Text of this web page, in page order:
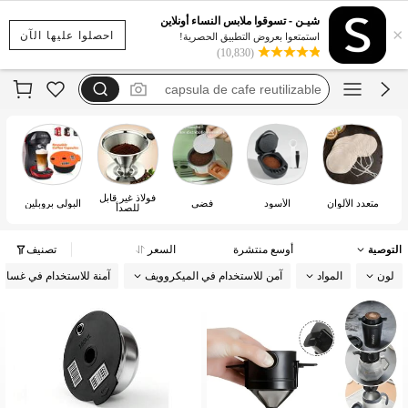
احصلوا عليها الآن ×
شيـن - تسوقوا ملابس النساء أونلاين
استمتعوا بعروض التطبيق الحصرية!
(10,830)
filtro café
capsula de cafe reutilizable
aparat cafea portabi
coador de café em cerâmica
متعدد الألوان الأسود فضي
فولاذ غير قابل
للصدأ
البولي بروبلين
التوصية أوسع منتشرة السعر تصنيف
لون المواد آمن للاستخدام في الميكروويف آمنة للاستخدام في